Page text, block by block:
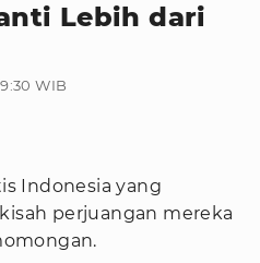
Lebih dari
WIB
Indonesia yang
perjuangan mereka